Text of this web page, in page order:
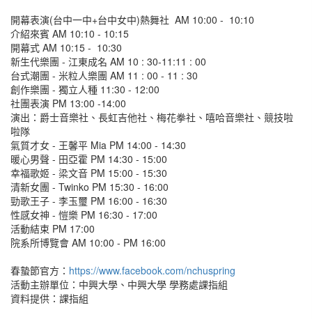
開幕表演(台中一中+台中女中)熱舞社 AM 10:00 - 10:10
介紹來賓 AM 10:10 - 10:15
開幕式 AM 10:15 - 10:30
新生代樂團 - 江東成名 AM 10 : 30-11:11 : 00
台式潮團 - 米粒人樂團 AM 11 : 00 - 11 : 30
創作樂團 - 獨立人種 11:30 - 12:00
社團表演 PM 13:00 -14:00
演出：爵士音樂社、長虹吉他社、梅花拳社、嘻哈音樂社、競技啦
啦隊
氣質才女 - 王馨平 Mia PM 14:00 - 14:30
暖心男聲 - 田亞霍 PM 14:30 - 15:00
幸福歌姬 - 梁文音 PM 15:00 - 15:30
清新女團 - Twinko PM 15:30 - 16:00
勁歌王子 - 李玉璽 PM 16:00 - 16:30
性感女神 - 愷樂 PM 16:30 - 17:00
活動結束 PM 17:00
院系所博覽會 AM 10:00 - PM 16:00
春蟄節官方： https://www.facebook.com/nchuspring
活動主辦單位：中興大學、中興大學 學務處課指組
資料提供：課指組